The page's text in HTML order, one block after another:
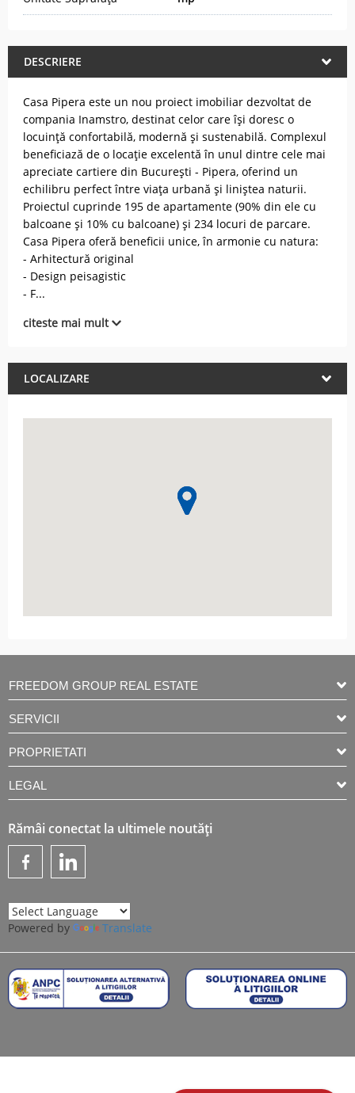
DESCRIERE
Casa Pipera este un nou proiect imobiliar dezvoltat de
compania Inamstro, destinat celor care își doresc o
locuință confortabilă, modernă și sustenabilă. Complexul
beneficiază de o locație excelentă în unul dintre cele mai
apreciate cartiere din București - Pipera, oferind un
echilibru perfect între viața urbană și liniștea naturii.
Proiectul cuprinde 195 de apartamente (90% din ele cu
balcoane și 10% cu balcoane) și 234 locuri de parcare.
Casa Pipera oferă beneficii unice, în armonie cu natura:
- Arhitectură original
- Design peisagistic
- F...
citeste mai mult
LOCALIZARE
FREEDOM GROUP REAL ESTATE
SERVICII
PROPRIETATI
LEGAL
Rămâi conectat la ultimele noutăți
Powered by Translate